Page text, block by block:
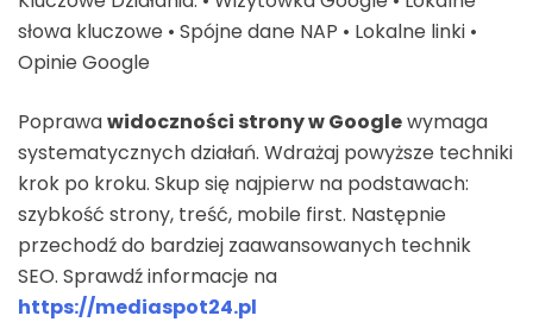
słowa kluczowe • Spójne dane NAP • Lokalne linki •
Opinie Google
Poprawawidoczności strony w Googlewymaga
systematycznych działań. Wdrażaj powyższe techniki
krok po kroku. Skup się najpierw na podstawach:
szybkość strony, treść, mobile first. Następnie
przechodź do bardziej zaawansowanych technik
SEO. Sprawdź informacje na
https://mediaspot24.pl